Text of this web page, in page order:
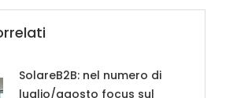
SolareB2B: nel numero di
luglio/agosto focus sul